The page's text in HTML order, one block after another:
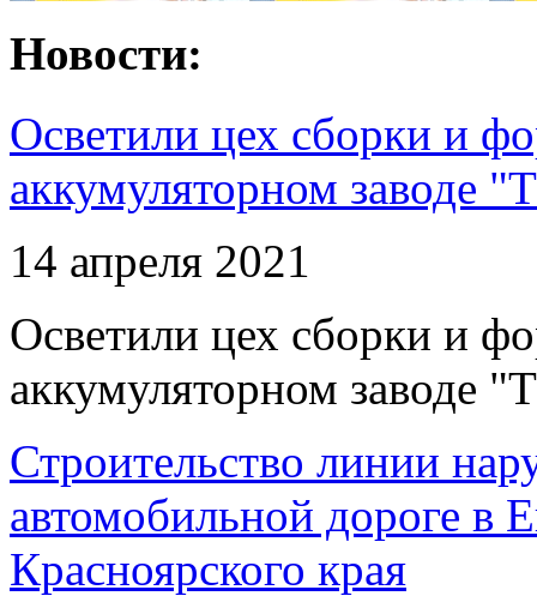
Новости:
Осветили цех сборки и
аккумуляторном заводе
14 апреля 2021
Осветили цех сборки и
аккумуляторном заводе
Строительство линии
автомобильной дороге в
Красноярского края